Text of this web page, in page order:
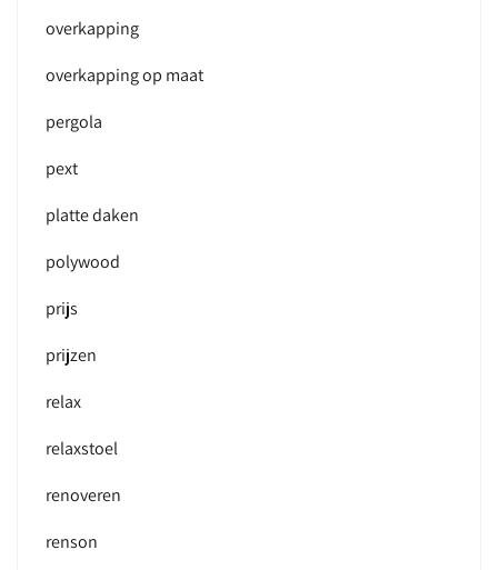
overkapping
overkapping op maat
pergola
pext
platte daken
polywood
prijs
prijzen
relax
relaxstoel
renoveren
renson